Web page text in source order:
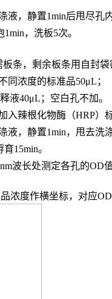
液，静置1min后甩尽孔
，洗板5次。
条，剩余板条用自封袋
同浓度的标准品50μL；
液40μL； 空白孔不加。
入辣根化物酶（HRP）
液，静置1min，甩去洗
15min。
波长处测定各孔的OD值
浓度作横坐标，对应